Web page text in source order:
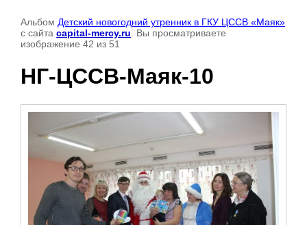
Альбом Детский новогодний утренник в ГКУ ЦССВ «Маяк»
с сайта capital-mercy.ru . Вы просматриваете
изображение 42 из 51
НГ-ЦССВ-Маяк-10